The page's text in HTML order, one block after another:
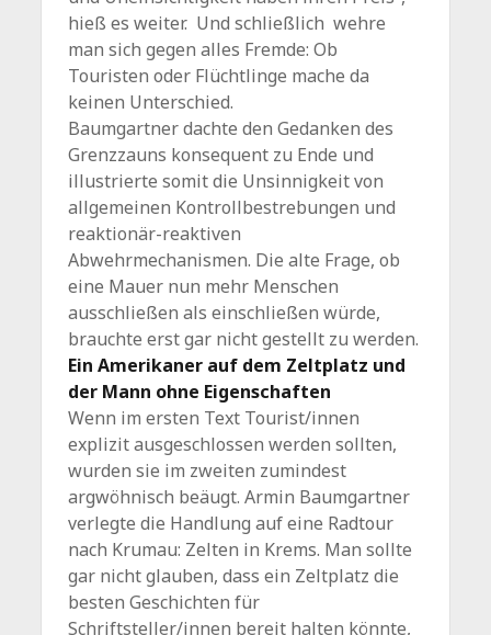
hieß es weiter. Und schließlich wehre
man sich gegen alles Fremde: Ob
Touristen oder Flüchtlinge mache da
keinen Unterschied.
Baumgartner dachte den Gedanken des
Grenzzauns konsequent zu Ende und
illustrierte somit die Unsinnigkeit von
allgemeinen Kontrollbestrebungen und
reaktionär-reaktiven
Abwehrmechanismen. Die alte Frage, ob
eine Mauer nun mehr Menschen
ausschließen als einschließen würde,
brauchte erst gar nicht gestellt zu werden.
Ein Amerikaner auf dem Zeltplatz und
der Mann ohne Eigenschaften
Wenn im ersten Text Tourist/innen
explizit ausgeschlossen werden sollten,
wurden sie im zweiten zumindest
argwöhnisch beäugt. Armin Baumgartner
verlegte die Handlung auf eine Radtour
nach Krumau: Zelten in Krems. Man sollte
gar nicht glauben, dass ein Zeltplatz die
besten Geschichten für
Schriftsteller/innen bereit halten könnte,